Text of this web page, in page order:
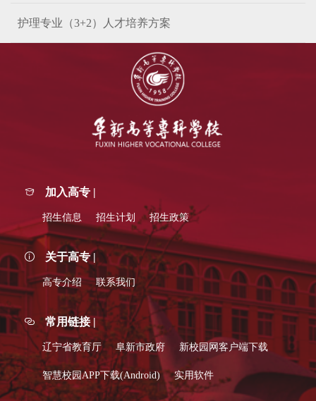
护理专业（3+2）人才培养方案
加入高专 |
招生信息 招生计划 招生政策
关于高专 |
高专介绍 联系我们
常用链接 |
辽宁省教育厅 阜新市政府 新校园网客户端下载
智慧校园APP下载(Android) 实用软件